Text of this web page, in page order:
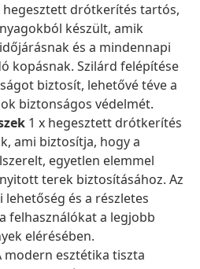
hegesztett drótkerítés tartós,
készült, amik
és a mindennapi
kopásnak. Szilárd felépítése
biztosít, lehetővé téve a
biztonságos védelmét.
1 x hegesztett drótkerítés
ami biztosítja, hogy a
egyetlen elemmel
terek biztosításához. Az
és a részletes
felhasználókat a legjobb
elérésében.
modern esztétika tiszta